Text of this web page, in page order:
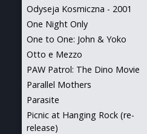
Odyseja Kosmiczna - 2001
One Night Only
One to One: John & Yoko
Otto e Mezzo
PAW Patrol: The Dino Movie
Parallel Mothers
Parasite
Picnic at Hanging Rock (re-
release)